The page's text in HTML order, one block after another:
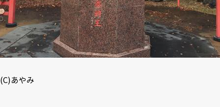
(C)あやみ